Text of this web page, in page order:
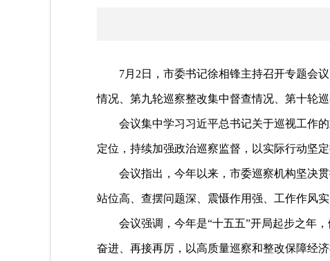
7月2日，市委书记徐相锋主持召开专题会议
情况、第九轮巡察整改集中督查情况、第十轮
会议集中学习习近平总书记关于巡视工作的
定位，持续加强政治巡察监督，以实际行动坚
会议指出，今年以来，市委巡察机构坚决贯
站位高、查摆问题深、震慑作用强、工作作风
会议强调，今年是“十五五”开局起步之年，
奋进、再接再厉，以高质量巡察和整改保障经